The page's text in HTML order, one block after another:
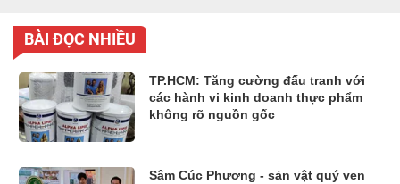
BÀI ĐỌC NHIỀU
TP.HCM: Tăng cường đấu tranh với
các hành vi kinh doanh thực phẩm
không rõ nguồn gốc
Sâm Cúc Phương - sản vật quý ven